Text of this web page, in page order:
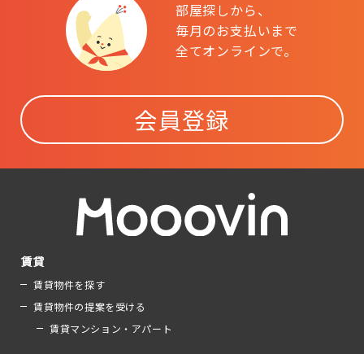
部屋探しから、
毎月のお支払いまで
全てオンラインで。
会員登録
賃貸
賃貸物件を探す
賃貸物件の提案を受ける
賃貸マンション・アパート